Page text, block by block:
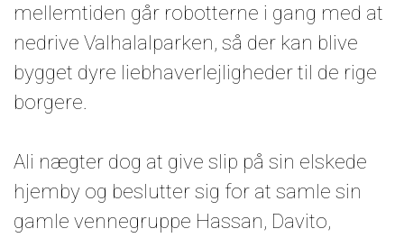
mellemtiden går robotterne i gang med at
nedrive Valhalalparken, så der kan blive
bygget dyre liebhaverlejligheder til de rige
borgere.
Ali nægter dog at give slip på sin elskede
hjemby og beslutter sig for at samle sin
gamle vennegruppe Hassan, Davito,